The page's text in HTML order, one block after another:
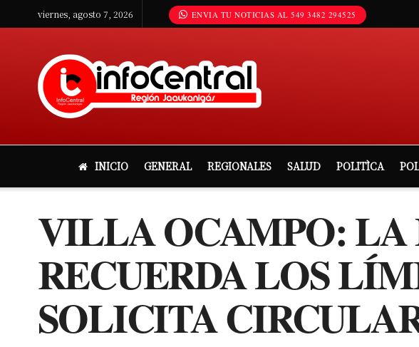
viernes, agosto 7, 2026 ENVIA TU NOTICIAS AL 549 3482 294525
INICIO GENERAL REGIONALES SALUD POLITÌCA
VILLA OCAMPO:
RECUERDA LOS
SOLICITA